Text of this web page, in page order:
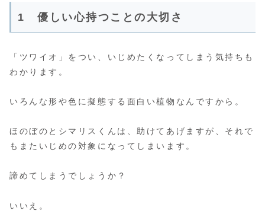
1 優しい心持つことの大切さ
「ツワイオ」をつい、いじめたくなってしまう気持ちも
わかります。
いろんな形や色に擬態する面白い植物なんですから。
ほのぼのとシマリスくんは、助けてあげますが、それで
もまたいじめの対象になってしまいます。
諦めてしまうでしょうか？
いいえ。